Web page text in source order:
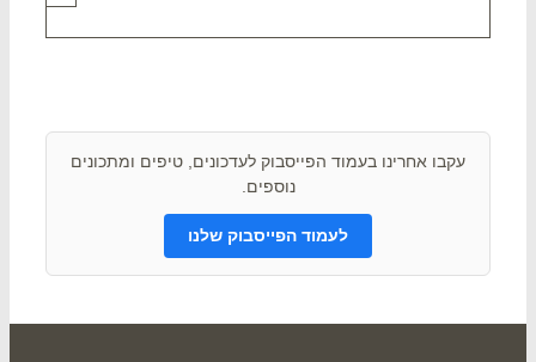
עקבו אחרינו בעמוד הפייסבוק לעדכונים, טיפים ומתכונים
לעמוד הפייסבוק שלנו